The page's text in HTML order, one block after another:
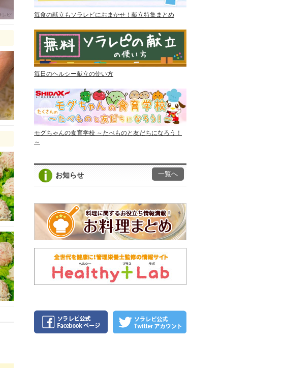
毎食の献立もソラレピにおまかせ！献立特集まとめ
毎日のヘルシー献立の使い方
モグちゃんの食育学校 ～たべものと友だちになろう！
～
お知らせ 一覧へ